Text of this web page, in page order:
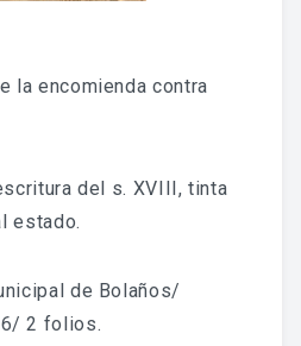
la encomienda contra
del s. XVIII, tinta
estado.
de Bolaños/
2 folios.